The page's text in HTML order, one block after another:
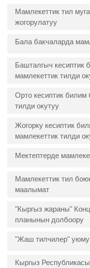
Мамлекеттик тил
жогорулатуу
Бала бакчаларда
Башталгыч кесиптик
мамлекеттик тилди
Орто кесиптик
тилди окутуу
Жогорку кесиптик
мамлекеттик тилди
Мектептерде
Мамлекеттик тил
маалымат
"Кыргыз жараны"
планынын долбоору
"Жаш тилчилер" уюму
Кыргыз